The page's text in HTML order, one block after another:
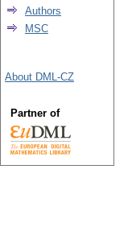
Authors
MSC
About DML-CZ
Partner of